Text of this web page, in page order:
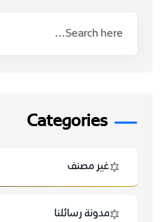
Categories
غير مصنف
مدونة رسائلنا